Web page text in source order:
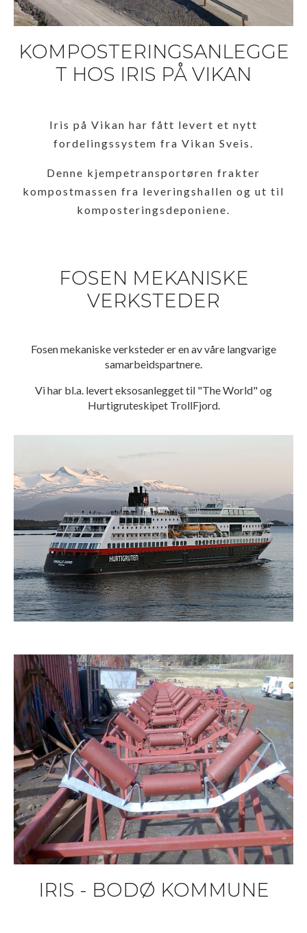
KOMPOSTERINGSANLEGGE
T HOS IRIS PÅ VIKAN
Iris på Vikan har fått levert et nytt
fordelingssystem fra Vikan Sveis.
Denne kjempetransportøren frakter
kompostmassen fra leveringshallen og ut til
komposteringsdeponiene.
FOSEN MEKANISKE
VERKSTEDER
Fosen mekaniske verksteder er en av våre langvarige
samarbeidspartnere.
Vi har bl.a. levert eksosanlegget til "The World" og
Hurtigruteskipet TrollFjord.
IRIS - BODØ KOMMUNE